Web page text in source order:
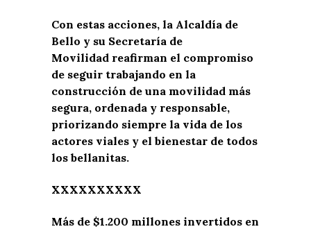
Con estas acciones, la Alcaldía de
Bello y su Secretaría de
Movilidad reafirman el compromiso
de seguir trabajando en la
construcción de una movilidad más
segura, ordenada y responsable,
priorizando siempre la vida de los
actores viales y el bienestar de todos
los bellanitas.
XXXXXXXXXX
Más de $1.200 millones invertidos en